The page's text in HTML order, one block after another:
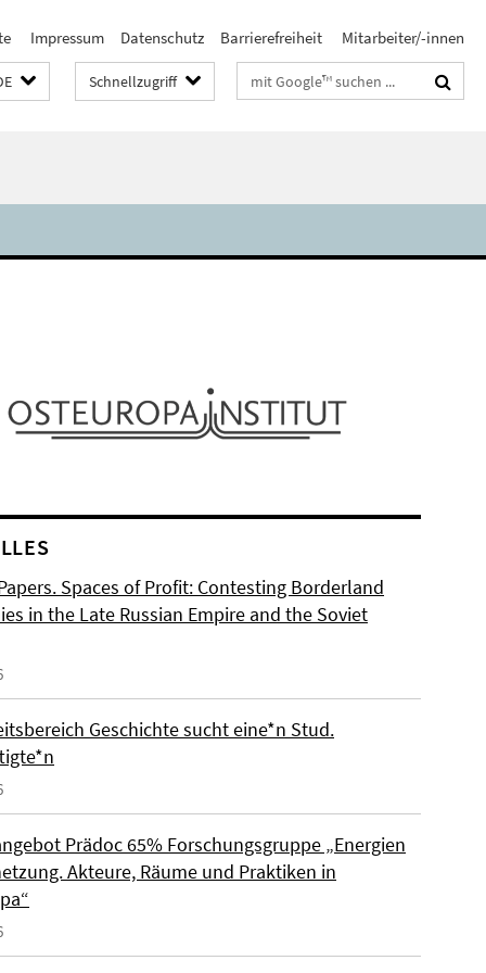
Impressum Datenschutz Barrierefreiheit Mitarbeiter/-innen
Schnellzugriff Suchbegriffe
Spaces of Profit: Contesting Borderland
in the Late Russian Empire and the Soviet
Geschichte sucht eine*n Stud.
Prädoc 65% Forschungsgruppe „Energien
Akteure, Räume und Praktiken in